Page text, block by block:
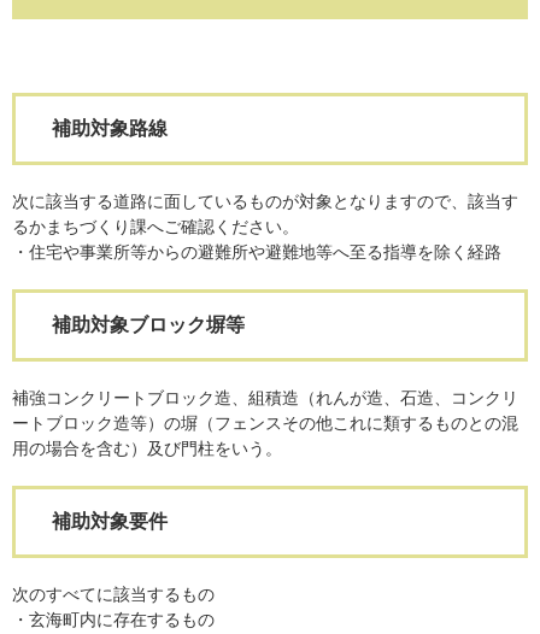
補助対象路線
次に該当する道路に面しているものが対象となりますので、該当す
るかまちづくり課へご確認ください。
・住宅や事業所等からの避難所や避難地等へ至る指導を除く経路
補助対象ブロック塀等
補強コンクリートブロック造、組積造（れんが造、石造、コンクリ
ートブロック造等）の塀（フェンスその他これに類するものとの混
用の場合を含む）及び門柱をいう。
補助対象要件
次のすべてに該当するもの
・玄海町内に存在するもの